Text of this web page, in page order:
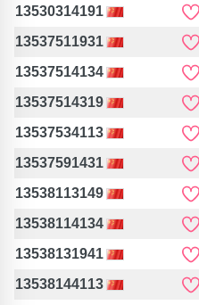
13530314191
13537511931
13537514134
13537514319
13537534113
13537591431
13538113149
13538114134
13538131941
13538144113